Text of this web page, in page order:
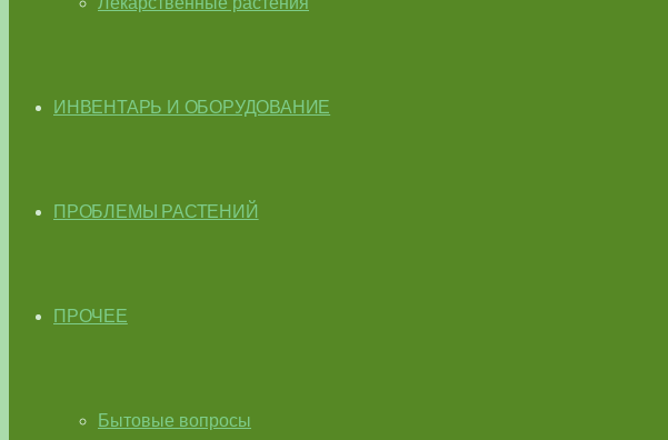
ИНВЕНТАРЬ И ОБОРУДОВАНИЕ
ПРОБЛЕМЫ РАСТЕНИЙ
ПРОЧЕЕ
Бытовые вопросы